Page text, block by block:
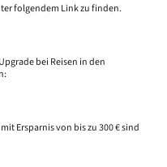
folgendem Link zu finden.
bei Reisen in den
Ersparnis von bis zu 300 € sind